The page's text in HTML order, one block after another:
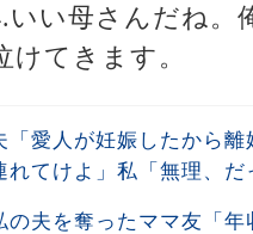
いい母さんだね。
けてきます。
「愛人が妊娠したから
れてけよ」私「無理、だ
の夫を奪ったママ友「